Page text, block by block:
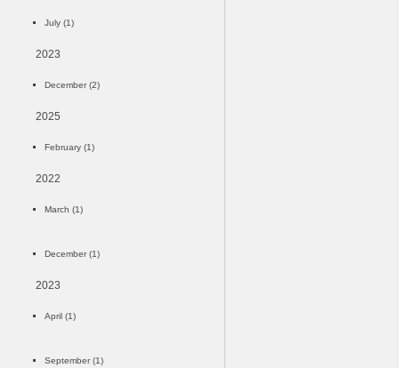
July (1)
2023
December (2)
2025
February (1)
2022
March (1)
December (1)
2023
April (1)
September (1)